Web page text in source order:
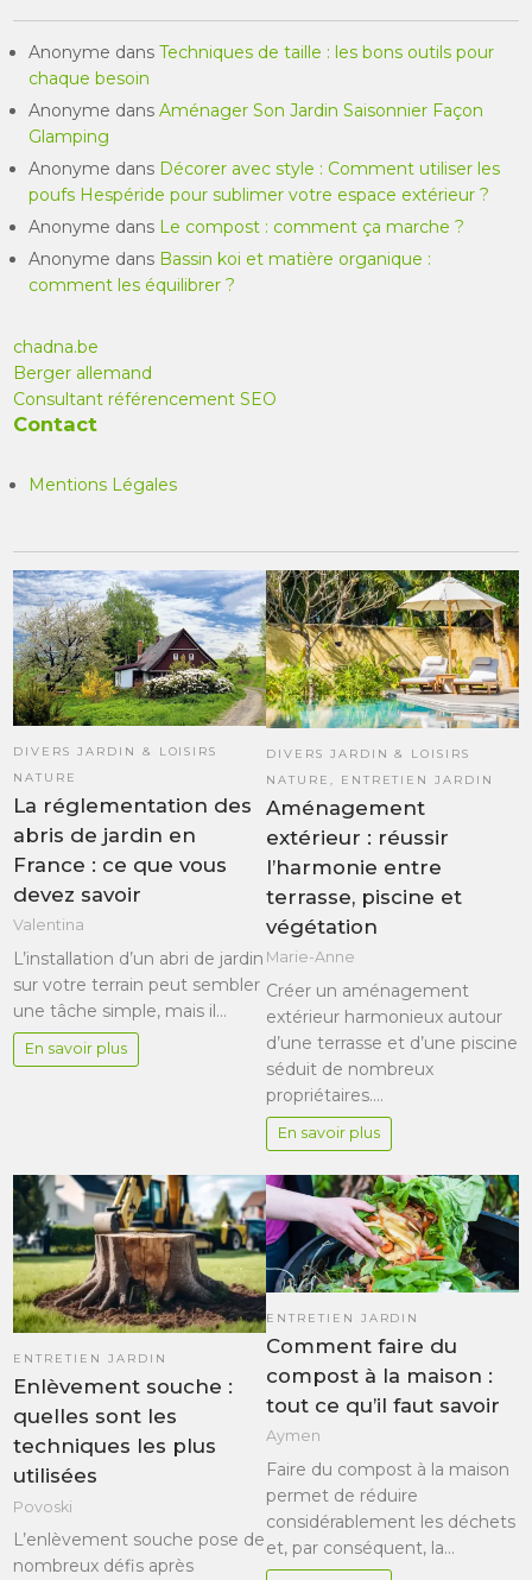
Anonyme dansTechniques de taille : les bons outils pour
chaque besoin
Anonyme dansAménager Son Jardin Saisonnier Façon
Glamping
Anonyme dans Décorer avec style : Comment utiliser les
poufs Hespéride pour sublimer votre espace extérieur ?
Anonyme dans Le compost : comment ça marche ?
Anonyme dans Bassin koi et matière organique :
comment les équilibrer ?
chadna.be
Berger allemand
Consultant référencement SEO
Contact
Mentions Légales
DIVERS JARDIN & LOISIRS
NATURE
La réglementation des
abris de jardin en
France : ce que vous
devez savoir
Valentina
L’installation d’un abri de jardin
sur votre terrain peut sembler
une tâche simple, mais il…
En savoir plus
DIVERS JARDIN & LOISIRS
NATURE
ENTRETIEN JARDIN
Aménagement
extérieur : réussir
l’harmonie entre
terrasse, piscine et
végétation
Marie-Anne
Créer un aménagement
extérieur harmonieux autour
d’une terrasse et d’une piscine
séduit de nombreux
propriétaires.…
En savoir plus
ENTRETIEN JARDIN
Enlèvement souche :
quelles sont les
techniques les plus
utilisées
Povoski
L’enlèvement souche pose de
nombreux défis après
ENTRETIEN JARDIN
Comment faire du
compost à la maison :
tout ce qu’il faut savoir
Aymen
Faire du compost à la maison
permet de réduire
considérablement les déchets
et, par conséquent, la…